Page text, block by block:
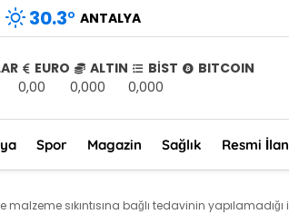
30.3° ANTALYA
EURO
0,00
ALTIN
0,000
BİST
0,000
BITCOIN
Spor Magazin Sağlık Resmi
sıkıntısına bağlı tedavinin yapılamadığı